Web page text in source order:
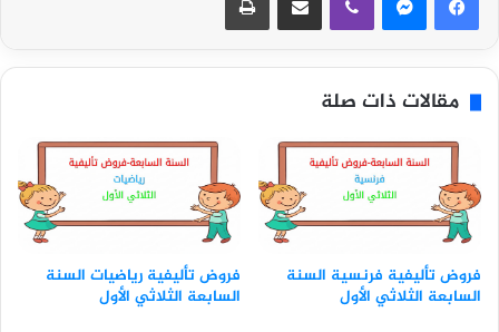
مقالات ذات صلة
فروض تأليفية فرنسية السنة
السابعة الثلاثي الأول
فروض تأليفية رياضيات السنة
السابعة الثلاثي الأول